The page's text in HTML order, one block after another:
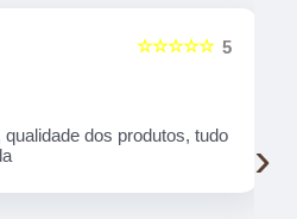
5
☆☆☆☆☆
dos produtos, tudo
›